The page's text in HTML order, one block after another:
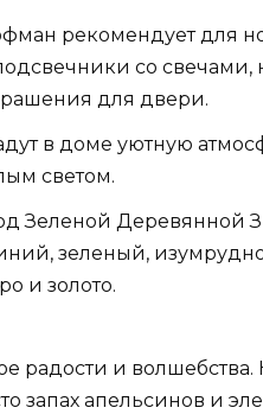
рекомендует для
со свечами,
для двери.
в доме уютную
светом.
Зеленой Деревянной
зеленый,
и золото.
радости и волшебства.
запах апельсинов и